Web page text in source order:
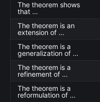
The theorem shows
that …
The theorem is an
extension of …
The theorem is a
generalization of …
The theorem is a
refinement of …
The theorem is a
reformulation of …